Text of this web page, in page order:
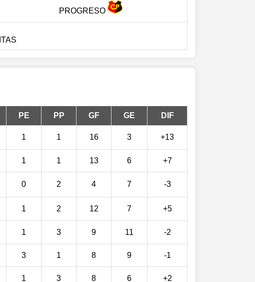
PROGRESO
PE PP GF GE DIF
1 1 16 3 +13
1 1 13 6 +7
0 2 4 7 -3
1 2 12 7 +5
1 3 9 11 -2
3 1 8 9 -1
1 3 8 6 +2